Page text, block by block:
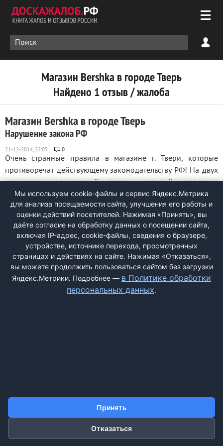
Магазин Bershka в городе Тверь
Найдено 1 отзыв / жалоба
Магазин Bershka в городе Тверь
Нарушение закона РФ
0
Очень странные правила в магазине г. Твери, которые
противоречат действующему законодательству РФ! На двух
манекенах одинаковый товар, который продавец
отказывается снять, ссылаясь на правила магазина - "товар
снимается с манекена лишь после поступления нового
товара", однако это ...
ДОБАВИТЬ ЖАЛОБУ
КОНТАКТЫ
Мы используем cookie-файлы и сервис Яндекс.Метрика
для анализа посещаемости сайта, улучшения его работы и
оценки действий посетителей. Нажимая «Принять», вы
даёте согласие на обработку данных о посещении сайта,
включая IP-адрес, cookie-файлы, сведения о браузере,
устройстве, источнике перехода, просмотренных
страницах и действиях на сайте. Нажимая «Отказаться»,
вы можете продолжить пользоваться сайтом без загрузки
Яндекс.Метрики. Подробнее — в Политике обработки
персональных данных.
Принять
Отказаться